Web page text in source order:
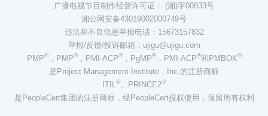
广播电视节目制作经营许可证： (湘)字00833号
湘公网安备43019002000749号
违法和不良信息举报电话：15673157832
举报/反馈/投诉邮箱：ujigu@ujigu.com
PMP®，PMP®，PMI-ACP®，PgMP®，PMI-ACP®和PMBOK®
是Project Management Institute，Inc.的注册商标
ITIL
® 、PRINCE2®
是PeopleCert集团的注册商标，经PeopleCert授权使用，保留所有权利